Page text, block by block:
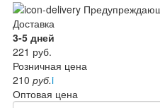
Доставка
3-5 дней
221 руб.
Розничная цена
210 руб.i
Оптовая цена